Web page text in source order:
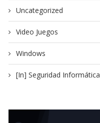
Uncategorized
Video Juegos
Windows
[In] Seguridad Informática